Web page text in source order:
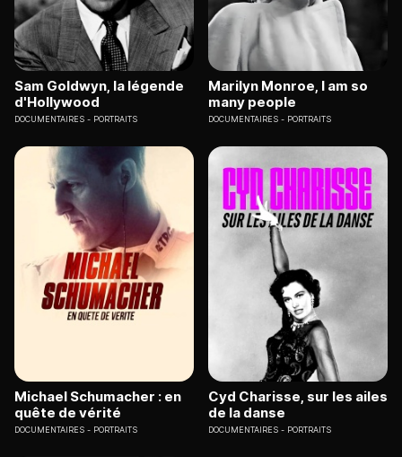
Sam Goldwyn, la légende
d'Hollywood
DOCUMENTAIRES PORTRAITS
Marilyn Monroe, I am so
many people
DOCUMENTAIRES PORTRAITS
Michael Schumacher : en
quête de vérité
DOCUMENTAIRES PORTRAITS
Cyd Charisse, sur les ailes
de la danse
DOCUMENTAIRES PORTRAITS